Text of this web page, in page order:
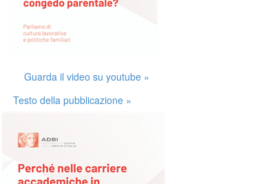
Guarda il video su youtube »
Testo della pubblicazione »